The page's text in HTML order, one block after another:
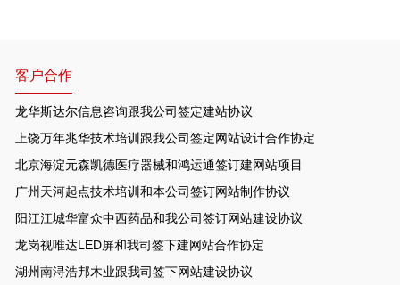
客户合作
龙华斯达尔信息咨询跟我公司签定建站协议
上饶万年兆华技术培训跟我公司签定网站设计合作协定
北京海淀元森凯德医疗器械和鸿运通签订建网站项目
广州天河起点技术培训和本公司签订网站制作协议
阳江江城华富众中西药品和我公司签订网站建设协议
龙岗视唯达LED屏和我司签下建网站合作协定
湖州南浔浩邦木业跟我司签下网站建设协议